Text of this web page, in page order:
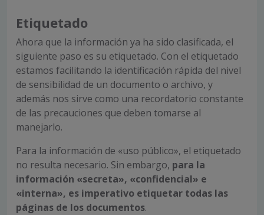
Etiquetado
Ahora que la información ya ha sido clasificada, el
siguiente paso es su etiquetado. Con el etiquetado
estamos facilitando la identificación rápida del nivel
de sensibilidad de un documento o archivo, y
además nos sirve como una recordatorio constante
de las precauciones que deben tomarse al
manejarlo.
Para la información de «uso público», el etiquetado
no resulta necesario. Sin embargo, para la
información «secreta», «confidencial» e
«interna», es imperativo etiquetar todas las
páginas de los documentos.